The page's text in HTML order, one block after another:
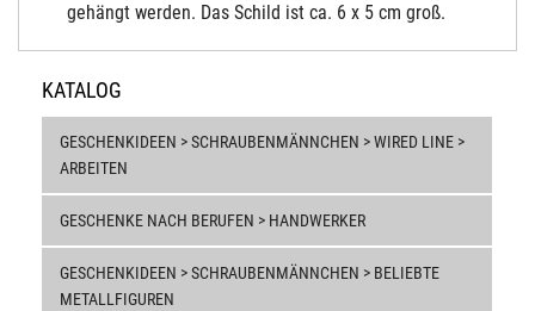
gehängt werden. Das Schild ist ca. 6 x 5 cm groß.
KATALOG
GESCHENKIDEEN > SCHRAUBENMÄNNCHEN > WIRED LINE >
ARBEITEN
GESCHENKE NACH BERUFEN > HANDWERKER
GESCHENKIDEEN > SCHRAUBENMÄNNCHEN > BELIEBTE
METALLFIGUREN